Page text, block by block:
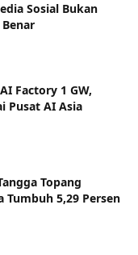
Sosial Bukan
Factory 1 GW,
Pusat AI Asia
Topang
Tumbuh 5,29 Persen